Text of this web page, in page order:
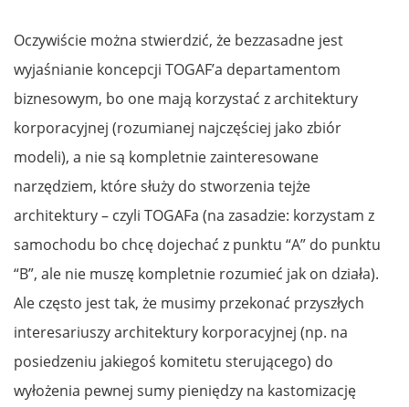
Oczywiście można stwierdzić, że bezzasadne jest
wyjaśnianie koncepcji TOGAF’a departamentom
biznesowym, bo one mają korzystać z architektury
korporacyjnej (rozumianej najczęściej jako zbiór
modeli), a nie są kompletnie zainteresowane
narzędziem, które służy do stworzenia tejże
architektury – czyli TOGAFa (na zasadzie: korzystam z
samochodu bo chcę dojechać z punktu “A” do punktu
“B”, ale nie muszę kompletnie rozumieć jak on działa).
Ale często jest tak, że musimy przekonać przyszłych
interesariuszy architektury korporacyjnej (np. na
posiedzeniu jakiegoś komitetu sterującego) do
wyłożenia pewnej sumy pieniędzy na kastomizację